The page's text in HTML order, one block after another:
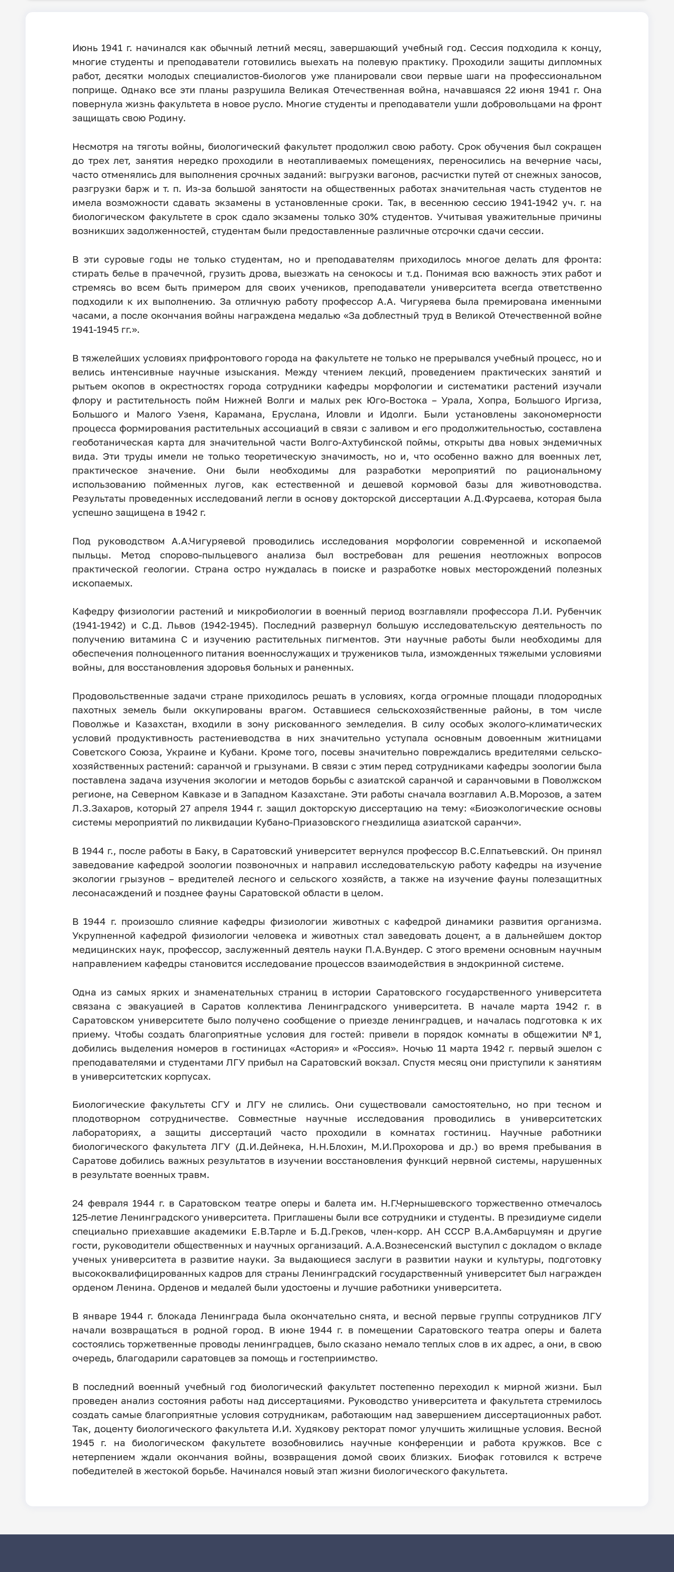
Июнь 1941 г. начинался как обычный летний месяц, завершающий учебный год. Сессия подходила к концу,
многие студенты и преподаватели готовились выехать на полевую практику. Проходили защиты дипломных
работ, десятки молодых специалистов-биологов уже планировали свои первые шаги на профессиональном
поприще. Однако все эти планы разрушила Великая Отечественная война, начавшаяся 22 июня 1941 г. Она
повернула жизнь факультета в новое русло. Многие студенты и преподаватели ушли добровольцами на фронт
защищать свою Родину.
Несмотря на тяготы войны, биологический факультет продолжил свою работу. Срок обучения был сокращен
до трех лет, занятия нередко проходили в неотапливаемых помещениях, переносились на вечерние часы,
часто отменялись для выполнения срочных заданий: выгрузки вагонов, расчистки путей от снежных заносов,
разгрузки барж и т. п. Из-за большой занятости на общественных работах значительная часть студентов не
имела возможности сдавать экзамены в установленные сроки. Так, в весеннюю сессию 1941-1942 уч. г. на
биологическом факультете в срок сдало экзамены только 30% студентов. Учитывая уважительные причины
возникших задолженностей, студентам были предоставленные различные отсрочки сдачи сессии.
В эти суровые годы не только студентам, но и преподавателям приходилось многое делать для фронта:
стирать белье в прачечной, грузить дрова, выезжать на сенокосы и т.д. Понимая всю важность этих работ и
стремясь во всем быть примером для своих учеников, преподаватели университета всегда ответственно
подходили к их выполнению. За отличную работу профессор А.А. Чигуряева была премирована именными
часами, а после окончания войны награждена медалью «За доблестный труд в Великой Отечественной войне
1941-1945 гг.».
В тяжелейших условиях прифронтового города на факультете не только не прерывался учебный процесс, но и
велись интенсивные научные изыскания. Между чтением лекций, проведением практических занятий и
рытьем окопов в окрестностях города сотрудники кафедры морфологии и систематики растений изучали
флору и растительность пойм Нижней Волги и малых рек Юго-Востока – Урала, Хопра, Большого Иргиза,
Большого и Малого Узеня, Карамана, Еруслана, Иловли и Идолги. Были установлены закономерности
процесса формирования растительных ассоциаций в связи с заливом и его продолжительностью, составлена
геоботаническая карта для значительной части Волго-Ахтубинской поймы, открыты два новых эндемичных
вида. Эти труды имели не только теоретическую значимость, но и, что особенно важно для военных лет,
практическое значение. Они были необходимы для разработки мероприятий по рациональному
использованию пойменных лугов, как естественной и дешевой кормовой базы для животноводства.
Результаты проведенных исследований легли в основу докторской диссертации А.Д.Фурсаева, которая была
успешно защищена в 1942 г.
Под руководством А.А.Чигуряевой проводились исследования морфологии современной и ископаемой
пыльцы. Метод спорово-пыльцевого анализа был востребован для решения неотложных вопросов
практической геологии. Страна остро нуждалась в поиске и разработке новых месторождений полезных
ископаемых.
Кафедру физиологии растений и микробиологии в военный период возглавляли профессора Л.И. Рубенчик
(1941-1942) и С.Д. Львов (1942-1945). Последний развернул большую исследовательскую деятельность по
получению витамина С и изучению растительных пигментов. Эти научные работы были необходимы для
обеспечения полноценного питания военнослужащих и тружеников тыла, изможденных тяжелыми условиями
войны, для восстановления здоровья больных и раненных.
Продовольственные задачи стране приходилось решать в условиях, когда огромные площади плодородных
пахотных земель были оккупированы врагом. Оставшиеся сельскохозяйственные районы, в том числе
Поволжье и Казахстан, входили в зону рискованного земледелия. В силу особых эколого-климатических
условий продуктивность растениеводства в них значительно уступала основным довоенным житницами
Советского Союза, Украине и Кубани. Кроме того, посевы значительно повреждались вредителями сельско-
хозяйственных растений: саранчой и грызунами. В связи с этим перед сотрудниками кафедры зоологии была
поставлена задача изучения экологии и методов борьбы с азиатской саранчой и саранчовыми в Поволжском
регионе, на Северном Кавказе и в Западном Казахстане. Эти работы сначала возглавил А.В.Морозов, а затем
Л.З.Захаров, который 27 апреля 1944 г. защил докторскую диссертацию на тему: «Биоэкологические основы
системы мероприятий по ликвидации Кубано-Приазовского гнездилища азиатской саранчи».
В 1944 г., после работы в Баку, в Саратовский университет вернулся профессор В.С.Елпатьевский. Он принял
заведование кафедрой зоологии позвоночных и направил исследовательскую работу кафедры на изучение
экологии грызунов – вредителей лесного и сельского хозяйств, а также на изучение фауны полезащитных
лесонасаждений и позднее фауны Саратовской области в целом.
В 1944 г. произошло слияние кафедры физиологии животных с кафедрой динамики развития организма.
Укрупненной кафедрой физиологии человека и животных стал заведовать доцент, а в дальнейшем доктор
медицинских наук, профессор, заслуженный деятель науки П.А.Вундер. С этого времени основным научным
направлением кафедры становится исследование процессов взаимодействия в эндокринной системе.
Одна из самых ярких и знаменательных страниц в истории Саратовского государственного университета
связана с эвакуацией в Саратов коллектива Ленинградского университета. В начале марта 1942 г. в
Саратовском университете было получено сообщение о приезде ленинградцев, и началась подготовка к их
приему. Чтобы создать благоприятные условия для гостей: привели в порядок комнаты в общежитии №1,
добились выделения номеров в гостиницах «Астория» и «Россия». Ночью 11 марта 1942 г. первый эшелон с
преподавателями и студентами ЛГУ прибыл на Саратовский вокзал. Спустя месяц они приступили к занятиям
в университетских корпусах.
Биологические факультеты СГУ и ЛГУ не слились. Они существовали самостоятельно, но при тесном и
плодотворном сотрудничестве. Совместные научные исследования проводились в университетских
лабораториях, а защиты диссертаций часто проходили в комнатах гостиниц. Научные работники
биологического факультета ЛГУ (Д.И.Дейнека, Н.Н.Блохин, М.И.Прохорова и др.) во время пребывания в
Саратове добились важных результатов в изучении восстановления функций нервной системы, нарушенных
в результате военных травм.
24 февраля 1944 г. в Саратовском театре оперы и балета им. Н.Г.Чернышевского торжественно отмечалось
125-летие Ленинградского университета. Приглашены были все сотрудники и студенты. В президиуме сидели
специально приехавшие академики Е.В.Тарле и Б.Д.Греков, член-корр. АН СССР В.А.Амбарцумян и другие
гости, руководители общественных и научных организаций. А.А.Вознесенский выступил с докладом о вкладе
ученых университета в развитие науки. За выдающиеся заслуги в развитии науки и культуры, подготовку
высококвалифицированных кадров для страны Ленинградский государственный университет был награжден
орденом Ленина. Орденов и медалей были удостоены и лучшие работники университета.
В январе 1944 г. блокада Ленинграда была окончательно снята, и весной первые группы сотрудников ЛГУ
начали возвращаться в родной город. В июне 1944 г. в помещении Саратовского театра оперы и балета
состоялись торжетвенные проводы ленинградцев, было сказано немало теплых слов в их адрес, а они, в свою
очередь, благодарили саратовцев за помощь и гостеприимство.
В последний военный учебный год биологический факультет постепенно переходил к мирной жизни. Был
проведен анализ состояния работы над диссертациями. Руководство университета и факультета стремилось
создать самые благоприятные условия сотрудникам, работающим над завершением диссертационных работ.
Так, доценту биологического факультета И.И. Худякову ректорат помог улучшить жилищные условия. Весной
1945 г. на биологическом факультете возобновились научные конференции и работа кружков. Все с
нетерпением ждали окончания войны, возвращения домой своих близких. Биофак готовился к встрече
победителей в жестокой борьбе. Начинался новый этап жизни биологического факультета.